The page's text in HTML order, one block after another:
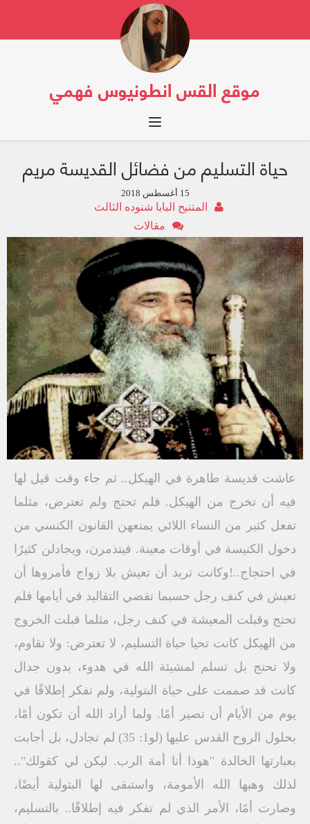
موقع القس انطونيوس فهمي
Toggle navigation
حياة التسليم من فضائل القديسة مريم
15 أغسطس 2018
المتنيح البابا شنوده الثالث
مقالات
عاشت قديسة طاهرة في الهيكل.. ثم جاء وقت قيل لها
فيه أن تخرج من الهيكل. فلم تحتج ولم تعترض، مثلما
تفعل كثير من النساء اللائي يمنعهن القانون الكنسي من
دخول الكنيسة في أوقات معينة. فيتذمرن، ويجادلن كثيرًا
في احتجاج..!وكانت تريد أن تعيش بلا زواج فأمروها أن
تعيش في كنف رجل حسبما تقضي التقاليد في أيامها فلم
تحتج وقبلت المعيشة في كنف رجل، مثلما قبلت الخروج
من الهيكل كانت تحيا حياة التسليم، لا تعترض: ولا تقاوم،
ولا تحتج بل تسلم لمشيئة الله في هدوء، بدون جدال
كانت قد صممت على حياة البتولية، ولم تفكر إطلاقًا في
يوم من الأيام أن تصير أمًا. ولما أراد الله أن تكون أمًا،
بحلول الروح القدس عليها (لو1: 35) لم تجادل، بل أجابت
بعبارتها الخالدة "هوذا أنا أمة الرب. ليكن لي كقولك"..
لذلك وهبها الله الأمومة، واستبقى لها البتولية أيضًا،
وصارت أمًا، الأمر الذي لم تفكر فيه إطلاقًا.. بالتسليم،